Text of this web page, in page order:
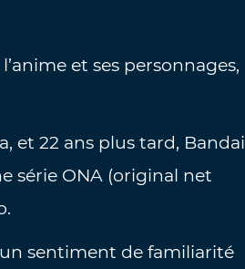
et ses personnages,
et 22 ans plus tard, Bandai
série ONA (original net
sentiment de familiarité